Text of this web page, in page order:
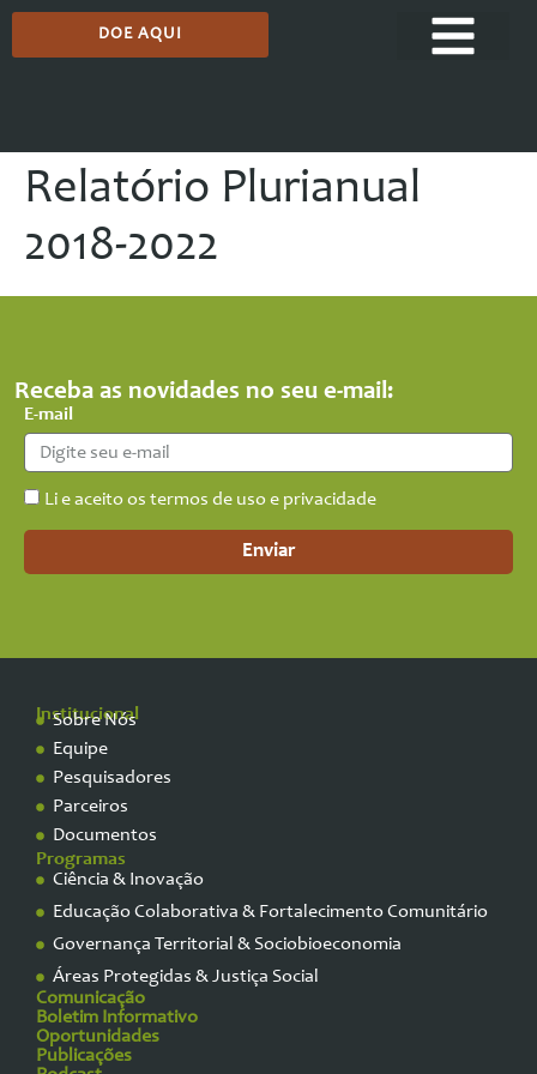
DOE AQUI
Relatório Plurianual
2018-2022
Receba as novidades no seu e-mail:
E-mail
Li e aceito os termos de uso e privacidade
Enviar
Institucional
Sobre Nós
Equipe
Pesquisadores
Parceiros
Documentos
Programas
Ciência & Inovação
Educação Colaborativa & Fortalecimento Comunitário
Governança Territorial & Sociobioeconomia
Áreas Protegidas & Justiça Social
Comunicação
Boletim Informativo
Oportunidades
Publicações